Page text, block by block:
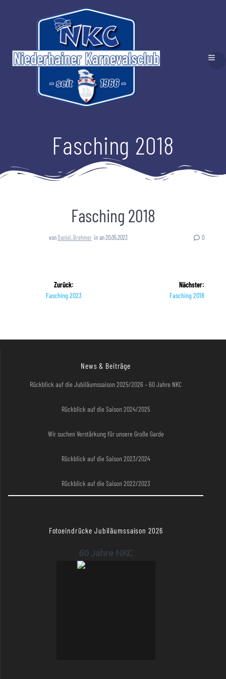
Fasching 2018
Fasching 2018
von Daniel_Brehmer in an 20.05.2023 0
Zurück:
Fasching 2023
Nächster:
Fasching 2018
News & Beiträge
Rückblick auf die Jubiläumssaison 2025/2026 – 60 Jahre NKC
Rückblick auf die Saison 2024/2025
Wir suchen Verstärkung für unsere Große Garde
Rückblick auf die Saison 2023/2024
Rückblick auf die Saison 2022/2023
Fotoeindrücke Jubiläumssaison 2026
60 Jahre NKC